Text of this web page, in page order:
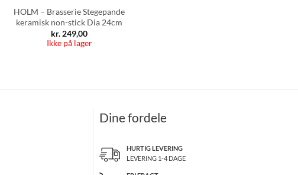
HOLM – Brasserie Stegepande
keramisk non-stick Dia 24cm
kr. 249,00
Ikke på lager
Dine fordele
HURTIG LEVERING
LEVERING 1-4 DAGE